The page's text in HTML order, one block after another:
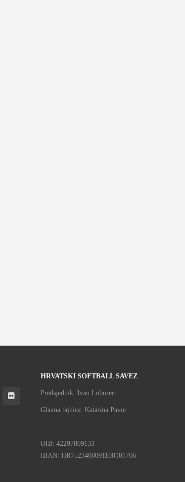
HRVATSKI SOFTBALL SAVEZ
Predsjednik: Ivan Loborec
Glavna tajnica: Katarina Pavor
OIB: 42297809133
IBAN: HR7523400091100181706